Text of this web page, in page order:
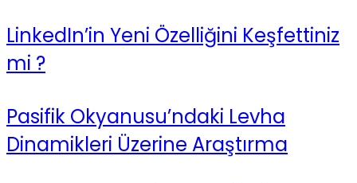
LinkedIn’in Yeni Özelliğini Keşfettiniz
mi ?
Pasifik Okyanusu’ndaki Levha
Dinamikleri Üzerine Araştırma